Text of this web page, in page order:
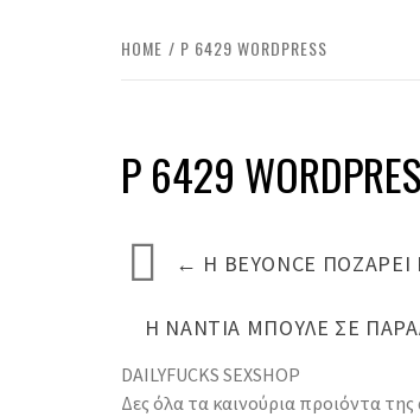
HOME P 6429 WORDPRESS
P 6429
← Η BEYONCE
Η ΝΆΝΤΙΑ ΜΠΟΥΛΈ ΣΕ
DAILYFUCKS SEXSHOP
Δες όλα τα καινούρια προιόντα της